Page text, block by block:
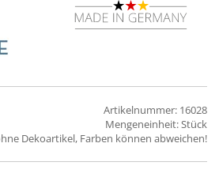
Artikelnummer: 16028
Mengeneinheit: Stück
Dekoartikel, Farben können abweichen!